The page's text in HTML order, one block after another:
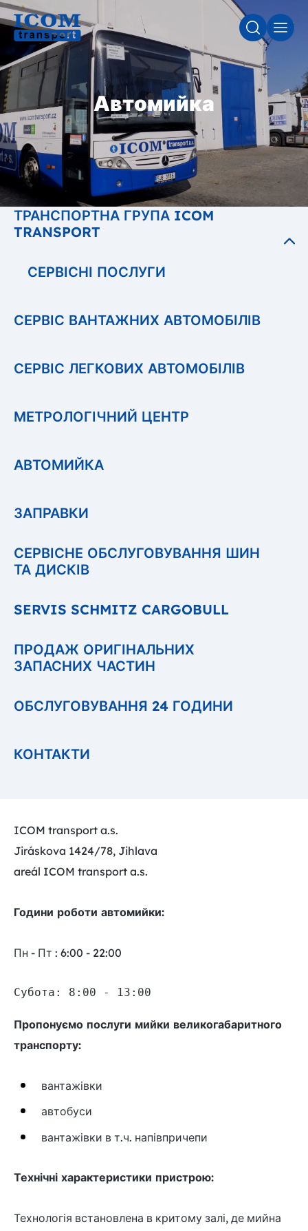
ПОШУК
Автомийка
ТРАНСПОРТНА ГРУПА ICOM
TRANSPORT
СЕРВІСНІ ПОСЛУГИ
СЕРВІС ВАНТАЖНИХ АВТОМОБІЛІВ
СЕРВІС ЛЕГКОВИХ АВТОМОБІЛІВ
МЕТРОЛОГІЧНИЙ ЦЕНТР
АВТОМИЙКА
ЗАПРАВКИ
СЕРВІСНЕ ОБСЛУГОВУВАННЯ ШИН
ТА ДИСКІВ
SERVIS SCHMITZ CARGOBULL
ПРОДАЖ ОРИГІНАЛЬНИХ
ЗАПАСНИХ ЧАСТИН
ОБСЛУГОВУВАННЯ 24 ГОДИНИ
КОНТАКТИ
ICOM transport a.s.
Jiráskova 1424/78, Jihlava
areál ICOM transport a.s.
Години роботи автомийки:
Пн - Пт : 6:00 - 22:00
Субота: 8:00 - 13:00
Пропонуємо послуги мийки великогабаритного
транспорту:
вантажівки
автобуси
вантажівки в т.ч. напівпричепи
Технічні характеристики пристрою:
Технологія встановлена в критому залі, де мийна